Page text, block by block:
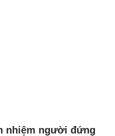
nhiệm người đứng